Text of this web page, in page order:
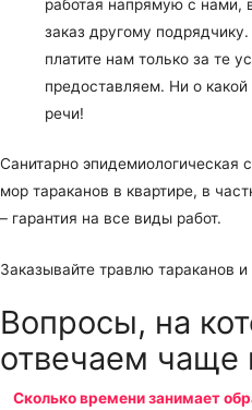
работая напрямую с нами,
заказ другому
платите нам только за те
предоставляем. Ни о
речи!
Санитарно эпидемиологическая
мор тараканов в квартире, в
– гарантия на все виды работ.
Заказывайте травлю тараканов
Вопросы, на
отвечаем чаще
Сколько времени занимает